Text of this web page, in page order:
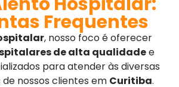
Frequentes
, nosso foco é oferecer
de alta qualidadee
para atender às diversas
de nossos clientes em Curitiba.